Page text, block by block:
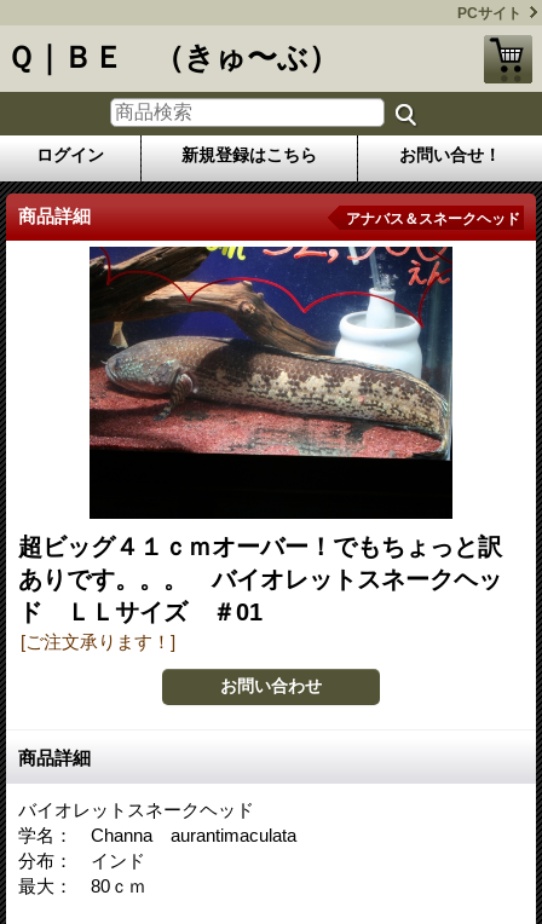
PCサイト
Ｑ｜ＢＥ （きゅ〜ぶ）
ログイン 新規登録はこちら お問い合せ！
商品詳細 アナバス＆スネークヘッド
超ビッグ４１ｃｍオーバー！でもちょっと訳
ありです。。。 バイオレットスネークヘッ
ド ＬＬサイズ ＃01
[ご注文承ります！]
商品詳細
バイオレットスネークヘッド
学名： Channa aurantimaculata
分布： インド
最大： 80ｃｍ